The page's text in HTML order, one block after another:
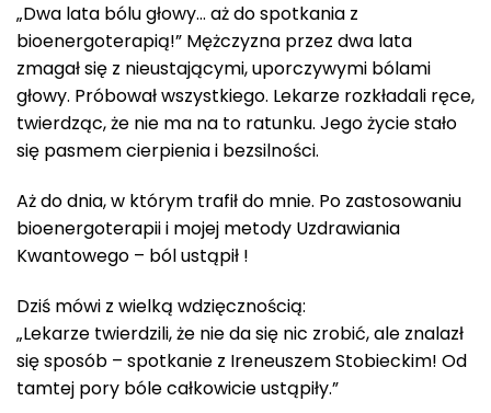
„Dwa lata bólu głowy… aż do spotkania z
bioenergoterapią!” Mężczyzna przez dwa lata
zmagał się z nieustającymi, uporczywymi bólami
głowy. Próbował wszystkiego. Lekarze rozkładali ręce,
twierdząc, że nie ma na to ratunku. Jego życie stało
się pasmem cierpienia i bezsilności.
Aż do dnia, w którym trafił do mnie. Po zastosowaniu
bioenergoterapii i mojej metody Uzdrawiania
Kwantowego – ból ustąpił !
Dziś mówi z wielką wdzięcznością:
„Lekarze twierdzili, że nie da się nic zrobić, ale znalazł
się sposób – spotkanie z Ireneuszem Stobieckim! Od
tamtej pory bóle całkowicie ustąpiły.”